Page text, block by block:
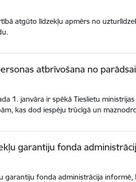
atgūto līdzekļu apmērs no
atbrīvošana no
1. janvāra ir spēkā Tieslietu
kas dod iespēju trūcīgā un
garantiju fonda
garantiju fonda administrācija